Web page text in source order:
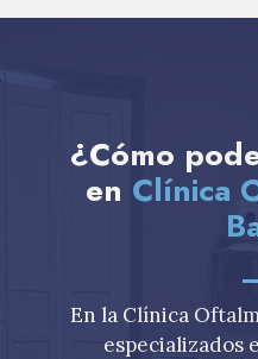
¿Cómo
en Clínica
En la Clínica
especializados